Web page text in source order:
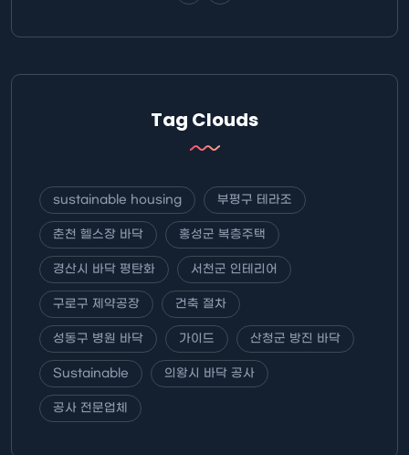
Tag Clouds
sustainable housing 부평구 테라조
춘천 헬스장 바닥 홍성군 복층주택
경산시 바닥 평탄화 서천군 인테리어
구로구 제약공장 건축 절차
성동구 병원 바닥 가이드 산청군 방진 바닥
Sustainable 의왕시 바닥 공사
공사 전문업체